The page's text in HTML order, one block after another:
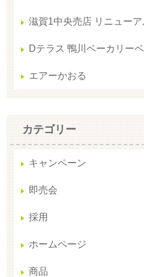
滋賀1中央売店 リニュー
Dテラス 鴨川ベーカリー
エアーかおる
カテゴリー
キャンペーン
即売会
採用
ホームページ
商品